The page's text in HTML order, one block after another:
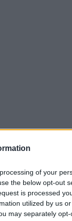
of your
the below opt-out
is processed
utilized by us
may separately
in
siamo
alte